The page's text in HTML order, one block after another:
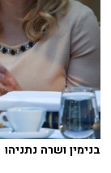
בנימין ושרה נתניהו